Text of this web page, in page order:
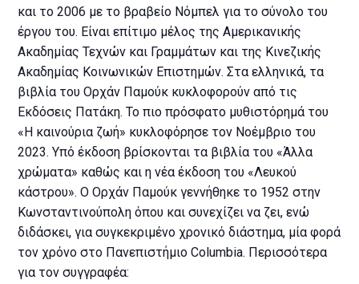
και το 2006 µε το βραβείο Νόµπελ για το σύνολο του
έργου του. Είναι επίτιµο µέλος της Αµερικανικής
Ακαδηµίας Τεχνών και Γραµµάτων και της Κινεζικής
Ακαδηµίας Κοινωνικών Επιστηµών. Στα ελληνικά, τα
βιβλία του Ορχάν Παμούκ κυκλοφορούν από τις
Εκδόσεις Πατάκη. Το πιο πρόσφατο μυθιστόρημά του
«Η καινούρια ζωή» κυκλοφόρησε τον Νοέμβριο του
2023. Υπό έκδοση βρίσκονται τα βιβλία του «Άλλα
χρώματα» καθώς και η νέα έκδοση του «Λευκού
κάστρου». Ο Ορχάν Παμούκ γεννήθηκε το 1952 στην
Κωνσταντινούπολη όπου και συνεχίζει να ζει, ενώ
διδάσκει, για συγκεκριµένο χρονικό διάστηµα, µία φορά
τον χρόνο στο Πανεπιστήµιο Columbia. Περισσότερα
για τον συγγραφέα: